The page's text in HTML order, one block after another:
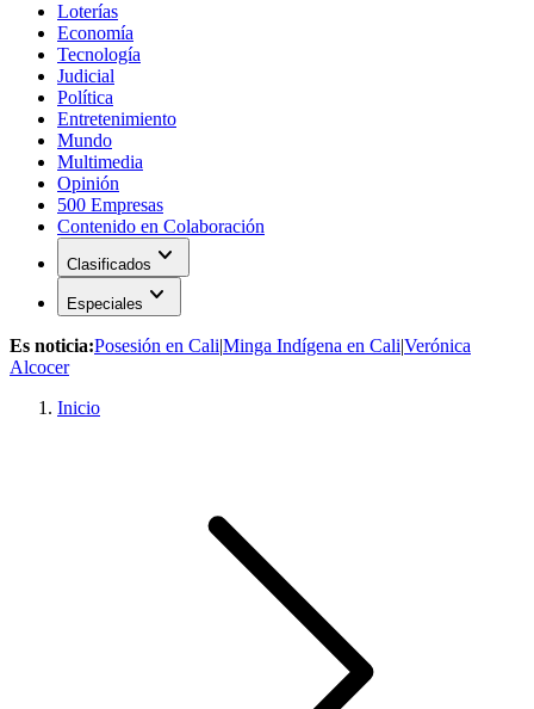
Loterías
Economía
Tecnología
Judicial
Política
Entretenimiento
Mundo
Multimedia
Opinión
500 Empresas
Contenido en Colaboración
Clasificados expand_more
Especiales expand_more
Es noticia:Posesión en Cali|Minga Indígena en Cali|Verónica
Alcocer
Inicio